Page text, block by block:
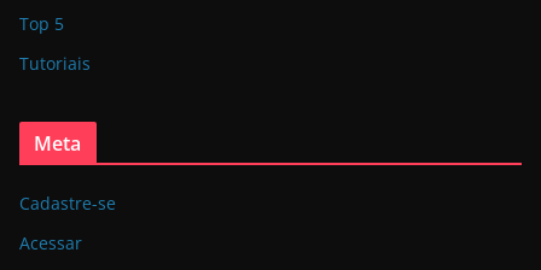
Top 5
Tutoriais
Meta
Cadastre-se
Acessar